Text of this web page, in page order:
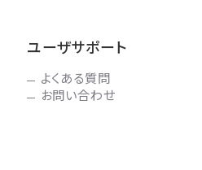
ユーザサポート
よくある質問
お問い合わせ